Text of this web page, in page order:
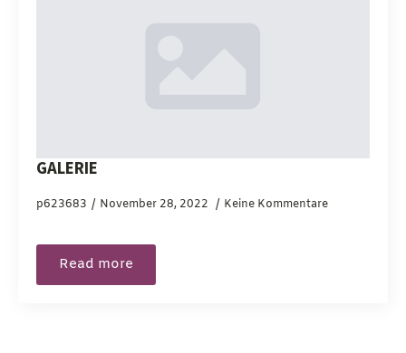
GALERIE
p623683 November 28, 2022 Keine Kommentare
Read more